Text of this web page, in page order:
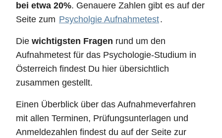
bei etwa 20%. Genauere Zahlen gibt es auf der
Seite zum Psycholgie Aufnahmetest.
Die wichtigsten Fragen rund um den
Aufnahmetest für das Psychologie-Studium in
Österreich findest Du hier übersichtlich
zusammen gestellt.
Einen Überblick über das Aufnahmeverfahren
mit allen Terminen, Prüfungsunterlagen und
Anmeldezahlen findest du auf der Seite zur